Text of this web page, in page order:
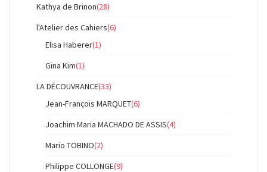
Kathya de Brinon(28)
l'Atelier des Cahiers(6)
Elisa Haberer(1)
Gina Kim(1)
LA DÉCOUVRANCE(33)
Jean-François MARQUET(6)
Joachim Maria MACHADO DE ASSIS(4)
Mario TOBINO(2)
Philippe COLLONGE(9)